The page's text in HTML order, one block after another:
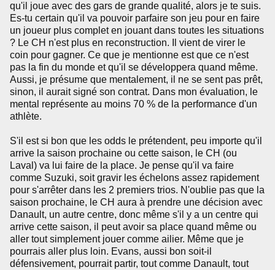
qu'il joue avec des gars de grande qualité, alors je te suis.
Es-tu certain qu'il va pouvoir parfaire son jeu pour en faire
un joueur plus complet en jouant dans toutes les situations
? Le CH n'est plus en reconstruction. Il vient de virer le
coin pour gagner. Ce que je mentionne est que ce n'est
pas la fin du monde et qu'il se développera quand même.
Aussi, je présume que mentalement, il ne se sent pas prêt,
sinon, il aurait signé son contrat. Dans mon évaluation, le
mental représente au moins 70 % de la performance d'un
athlète.
S'il est si bon que les odds le prétendent, peu importe qu'il
arrive la saison prochaine ou cette saison, le CH (ou
Laval) va lui faire de la place. Je pense qu'il va faire
comme Suzuki, soit gravir les échelons assez rapidement
pour s'arrêter dans les 2 premiers trios. N'oublie pas que la
saison prochaine, le CH aura à prendre une décision avec
Danault, un autre centre, donc même s'il y a un centre qui
arrive cette saison, il peut avoir sa place quand même ou
aller tout simplement jouer comme ailier. Même que je
pourrais aller plus loin. Evans, aussi bon soit-il
défensivement, pourrait partir, tout comme Danault, tout